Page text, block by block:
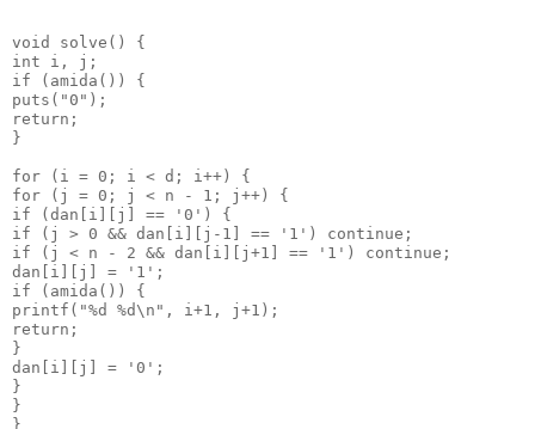
void
solve() {
int i, j;
if (amida()) {
puts( "0" );
return ;
}
for (i = 0 ; i < d; i++) {
for (j = 0 ; j < n - 1 ; j++) {
if (dan[i][j] == '0' ) {
if (j > 0 && dan[i][j- 1 ] == '1' ) continue ;
if (j < n - 2 && dan[i][j+1 ] == '1' ) continue ;
dan[i][j] =
'1' ;
if (amida()) {
printf( "%d %d\n " , i+1 , j+1 );
return ;
}
dan[i][j] =
'0' ;
}
}
}